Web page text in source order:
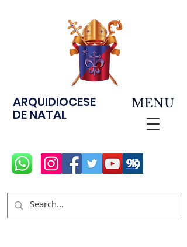
ARQUIDIOCESE
DE NATAL
MENU